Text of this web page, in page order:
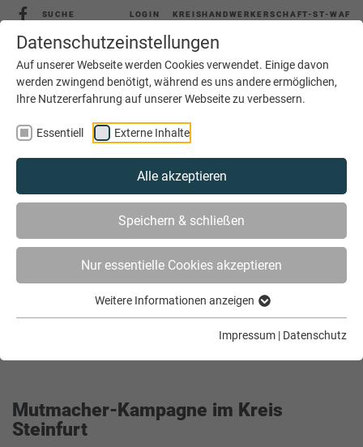
Datenschutzeinstellungen
Auf unserer Webseite werden Cookies verwendet. Einige davon
werden zwingend benötigt, während es uns andere ermöglichen,
Ihre Nutzererfahrung auf unserer Webseite zu verbessern.
Essentiell Externe Inhalte
Alle akzeptieren
Speichern & schließen
Nur essentielle Cookies akzeptieren
Weitere Informationen anzeigen
Impressum | Datenschutz
SUCHE LOGIN KREISHANDWERKERSCHAFT-ST-WAF
MENÜ
MUTMACHER-KAMPAGNE IM KREIS STEINFURT
Mutmacher-Kampagne im Kreis
Steinfurt